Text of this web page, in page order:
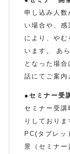
申し込み人数
い場合や、
により、や
います。 あ
となった場
話にてご案内
●セミナー受
セミナー受
りしており
PC(タブレッ
景（セミナー